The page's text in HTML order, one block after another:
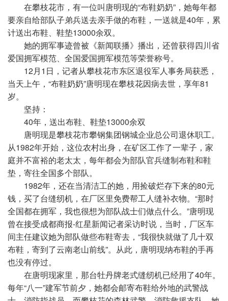
在攀枝花市，有一位叫唐明现的“布鞋奶奶”，她每年都
要亲自给部队子弟兵送去亲手做的布鞋，一送就是40年，累
计送出布鞋、鞋垫13000余双。
她的拥军事迹曾被《新闻联播》播出，还曾获得四川省
爱国拥军模范、全国爱国拥军模范等荣誉称号。
12月1日，记者从攀枝花市东区退役军人事务局获悉，
当天上午，“布鞋奶奶”唐明现在攀枝花因病去世，享年81
岁。
坚持：
40年，送出布鞋、鞋垫13000余双
唐明现是攀枝花市攀钢集团钢城企业总公司退休职工。
从1982年开始，这位农村出身，在矿区工作了一辈子，家
庭并不富裕的老太太，每年都会为部队官兵缝制布鞋和鞋
垫，寄往全国多个部队。
1982年，还在当清洁工的她，用捡破烂存下来的80元
钱，买了台缝纫机，在厂区里免费帮工人缝补衣物。“那时
全国都在拥军，我也很想为部队战士们做点什么。”唐明现
曾在接受成都商报-红星新闻记者采访时说，当时，厂区车
间主任建议她为部队做些布鞋寄去，“我很快就做了几十双
布鞋，寄到了云南老山前线”。从此，唐明现纳布鞋的手再
也没有停过。
在唐明现家里，那台牡丹牌老式缝纫机已经用了40年。
每年“八一”建军节前夕，她都会邮寄布鞋给外地的武警战